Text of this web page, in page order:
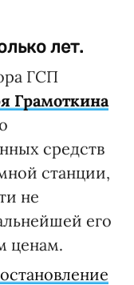
лет.
ГСП
Грамоткина
средств
станции,
не
его
ценам.